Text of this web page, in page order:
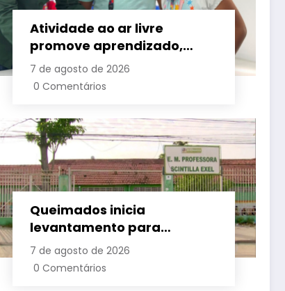
Atividade ao ar livre
promove aprendizado,
criatividade e socialização
para crianças e
7 de agosto de 2026
0 Comentários
Queimados inicia
levantamento para
identificar demanda por
vagas na rede municipal de
7 de agosto de 2026
0 Comentários